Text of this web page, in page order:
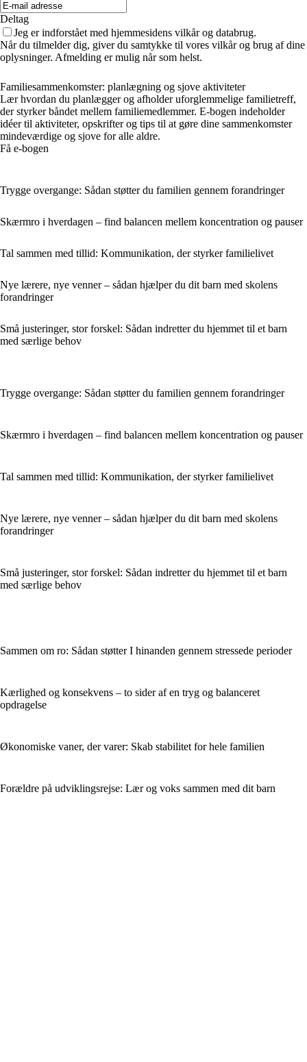
Deltag
Jeg er indforstået med hjemmesidens vilkår og databrug.
Når du tilmelder dig, giver du samtykke til vores vilkår og brug af dine
oplysninger. Afmelding er mulig når som helst.
Familiesammenkomster: planlægning og sjove aktiviteter
Lær hvordan du planlægger og afholder uforglemmelige familietreff,
der styrker båndet mellem familiemedlemmer. E-bogen indeholder
idéer til aktiviteter, opskrifter og tips til at gøre dine sammenkomster
mindeværdige og sjove for alle aldre.
Få e-bogen
Trygge overgange: Sådan støtter du familien gennem forandringer
Skærmro i hverdagen – find balancen mellem koncentration og pauser
Tal sammen med tillid: Kommunikation, der styrker familielivet
Nye lærere, nye venner – sådan hjælper du dit barn med skolens
forandringer
Små justeringer, stor forskel: Sådan indretter du hjemmet til et barn
med særlige behov
Trygge overgange: Sådan støtter du familien gennem forandringer
Skærmro i hverdagen – find balancen mellem koncentration og pauser
Tal sammen med tillid: Kommunikation, der styrker familielivet
Nye lærere, nye venner – sådan hjælper du dit barn med skolens
forandringer
Små justeringer, stor forskel: Sådan indretter du hjemmet til et barn
med særlige behov
Sammen om ro: Sådan støtter I hinanden gennem stressede perioder
Kærlighed og konsekvens – to sider af en tryg og balanceret
opdragelse
Økonomiske vaner, der varer: Skab stabilitet for hele familien
Forældre på udviklingsrejse: Lær og voks sammen med dit barn